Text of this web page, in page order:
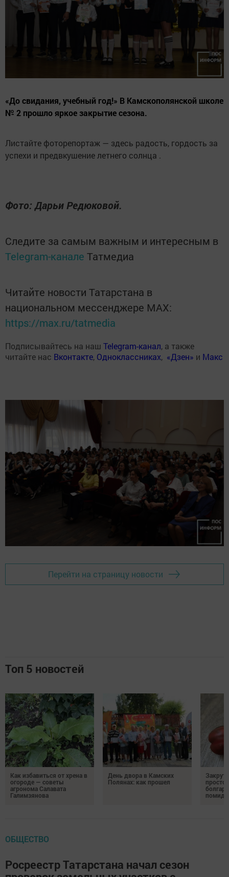
«До свидания, учебный год!» В Камскополянской школе
№ 2 прошло яркое закрытие сезона.
Листайте фоторепортаж — здесь радость, гордость за
успехи и предвкушение летнего солнца .
Фото: Дарьи Редюковой.
Следите за самым важным и интересным в
Telegram-канале Татмедиа
Читайте новости Татарстана в
национальном мессенджере MАХ:
https://max.ru/tatmedia
Подписывайтесь на наш Telegram-канал, а также
читайте нас Вконтакте, Одноклассниках, «Дзен» и Макс
Перейти на страницу новости
Топ 5 новостей
Как избавиться от хрена в
огороде — советы
агронома Салавата
Галимзянова
День двора в Камских
Полянах: как прошел
ОБЩЕСТВО
Росреестр Татарстана начал сезон